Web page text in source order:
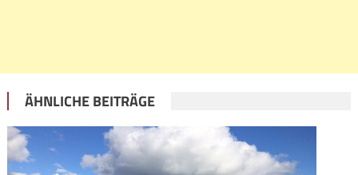
ÄHNLICHE BEITRÄGE